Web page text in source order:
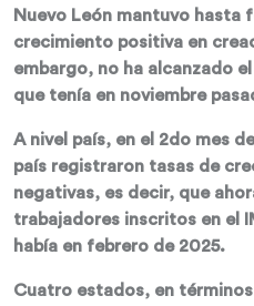
Nuevo León mantuvo hasta
crecimiento positiva en
embargo, no ha alcanzado
que tenía en noviembre
A nivel país, en el 2do mes
país registraron tasas de
negativas, es decir, que
trabajadores inscritos en el
había en febrero de 2025.
Cuatro estados, en